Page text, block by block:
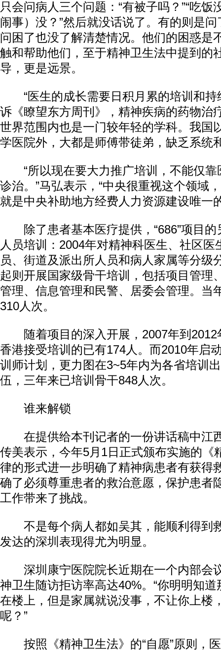
只会问病人三个问题：“有被子吗？”“吃饭
闹事）没？”然后就没话说了。有的则是
问困了也没了解清楚情况。他们的困惑是
触和帮助他们，至于精神卫生法中提到的
导，更是远景。
“医生的成长需要日积月累的培训和持
诉《瞭望东方周刊》，精神疾病的药物治
世界范围内也是一门较年轻的学科。我国
学医院外，大都是师傅带徒弟，缺乏系统
“所以现在要大力推广培训，不能仅靠
诊治。”马弘表示，“中央很重视这个领域
就是中央补助地方经费人力资源建设唯一
除了患者基本医疗提供，“686”项目的
人员培训：2004年对精神科医生、社区医
员、街道及派出所人员和病人家属等分级
起则开展国家级骨干培训，包括项目管理
管理、信息管理和民警、居委会管理。当
310人次。
随着项目的深入开展，2007年到2012
香港接受培训的已有174人。而2010年启
训师计划，更力图在3~5年内为各省培训
伍，三年来已培训骨干848人次。
谁来解锁
在提供给本刊记者的一份讲话稿中江
传美表示，今年5月1日正式颁布实施的《
律的形式进一步明确了精神病患者有获得
确了必须尊重患者的救治意愿，保护患者
工作带来了挑战。
不是每个病人都如吴其，能顺利得到
发达的深圳表现得尤为明显。
深圳康宁医院院长近期在一个内部会
神卫生随访拒访率高达40%。“你明明知
在楼上，但是家属就说没事，不让你上楼
呢？”
按照《精神卫生法》的“自愿”原则，